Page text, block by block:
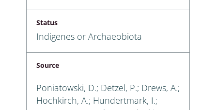
Status
Indigenes or Archaeobiota
Source
Poniatowski, D.; Detzel, P.; Drews, A.;
Hochkirch, A.; Hundertmark, I.;